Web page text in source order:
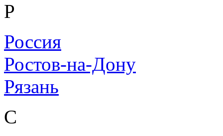
Р
Россия
Ростов-на-Дону
Рязань
С